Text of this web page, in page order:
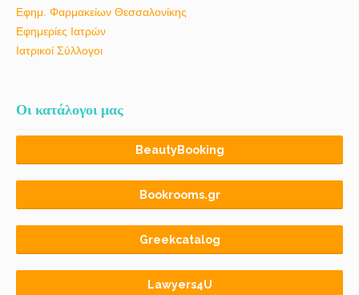
Εφημ. Φαρμακείων Θεσσαλονίκης
Εφημερίες Ιατρών
Ιατρικοί Σύλλογοι
Οι κατάλογοι μας
BeautyBooking
Bookrooms.gr
Greekcatalog
Lawyers4U